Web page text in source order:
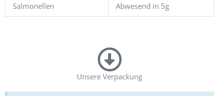
Salmonellen Abwesend in 5g
Unsere Verpackung